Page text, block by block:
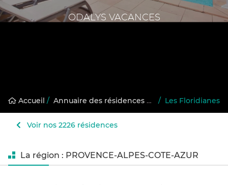
ODALYS VACANCES
Accueil / Annuaire des résidences gérées / Les Floridianes
Voir nos 2226 résidences
La région : PROVENCE-ALPES-COTE-AZUR